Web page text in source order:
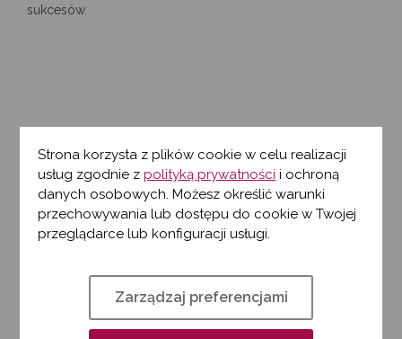
sukcesów.
Dachorganisation für
professionelles interim
management
Strona korzysta z plików cookie w celu realizacji
usług zgodnie zpolityką prywatności i ochroną
danych osobowych. Możesz określić warunki
przechowywania lub dostępu do cookie w Twojej
przeglądarce lub konfiguracji usługi.
Zarządzaj preferencjami